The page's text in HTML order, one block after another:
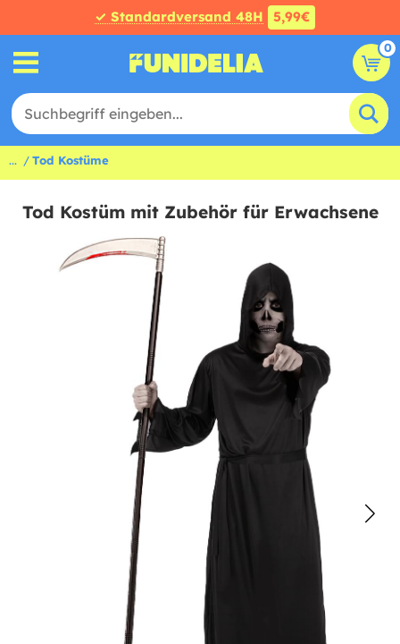
✓ Standardversand 48H 5,99€
0
... Tod Kostüme
Tod Kostüm mit Zubehör für Erwachsene